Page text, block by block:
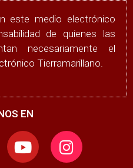
este medio electrónico
de quienes las
necesariamente el
Tierramarillano.
EN